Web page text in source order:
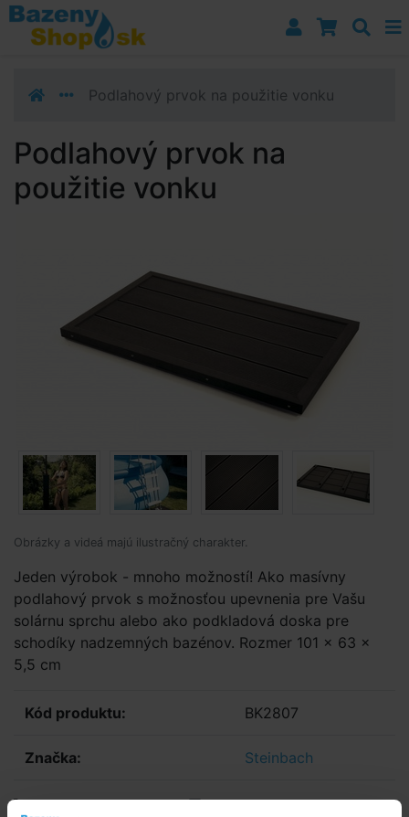
Prejsť k navigácii
Prejsť na obsah
Prejsť k bočnému stĺpci
Podlahový prvok na použitie vonku
Podlahový prvok na
použitie vonku
Obrázky a videá majú ilustračný charakter.
Jeden výrobok - mnoho možností! Ako masívny
podlahový prvok s možnosťou upevnenia pre Vašu
solárnu sprchu alebo ako podkladová doska pre
schodíky nadzemných bazénov. Rozmer 101 x 63 x
5,5 cm
Kód produktu: BK2807
Značka: Steinbach